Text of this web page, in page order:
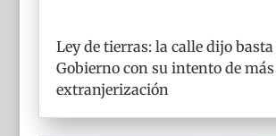
Ley de tierras: la calle dijo
Gobierno con su intento de más
extranjerización